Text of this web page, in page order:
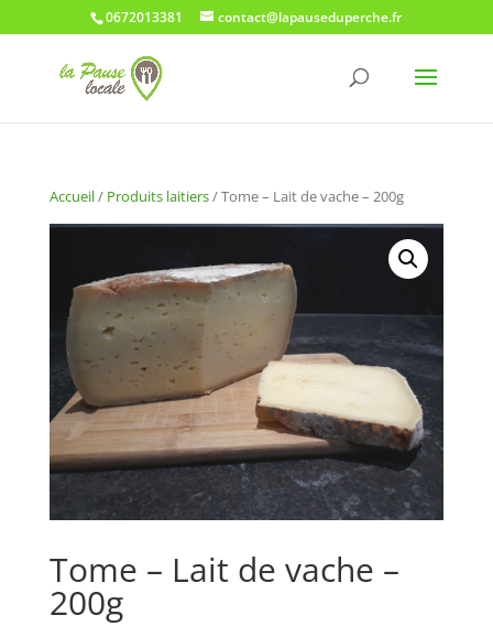
0672013381 contact@lapauseduperche.fr
Accueil/ Produits laitiers/ Tome – Lait de vache – 200g
Tome – Lait de vache –
200g